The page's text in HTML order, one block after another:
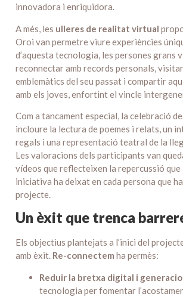
innovadora i enriquidora.
A més, les ulleres de realitat virtual
Oroi van permetre viure experiències
d’aquesta tecnologia, les persones grans
reconnectar amb records personals,
emblemàtics del seu passat i compartir
amb els joves, enfortint el vincle
Com a tancament especial, la celebració
incloure la lectura de poemes i relats, un
regals i una representació teatral de la
Les valoracions dels participants van
vídeos que reflecteixen la repercussió que
iniciativa ha deixat en cada persona que
projecte.
Un èxit que trenca
Els objectius plantejats a l’inici del
amb èxit. Re-connectem ha permès:
Reduir la bretxa digital i
tecnologia per fomentar